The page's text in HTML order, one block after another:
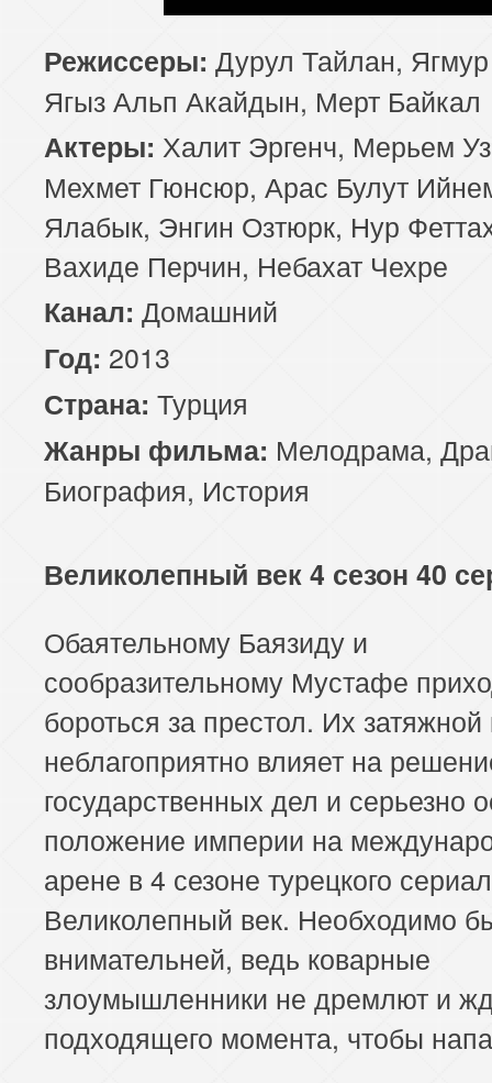
Режиссеры: Дурул Тайлан,
Ягыз Альп Акайдын, Мерт Байкал
Актеры: Халит Эргенч, Мерьем
Мехмет Гюнсюр, Арас Булут
Ялабык, Энгин Озтюрк, Нур
Вахиде Перчин, Небахат Чехре
Канал: Домашний
Год: 2013
Страна: Турция
Жанры фильма: Мелодрама,
Биография, История
Великолепный век 4 сезон 40
Обаятельному Баязиду и
сообразительному Мустафе
бороться за престол. Их
неблагоприятно влияет на
государственных дел и серьезно
положение империи на
арене в 4 сезоне турецкого
Великолепный век. Необходимо
внимательней, ведь коварные
злоумышленники не дремлют и
подходящего момента, чтобы